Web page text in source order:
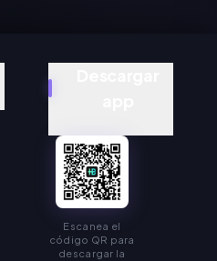
Escanea el
código QR para
descargar la